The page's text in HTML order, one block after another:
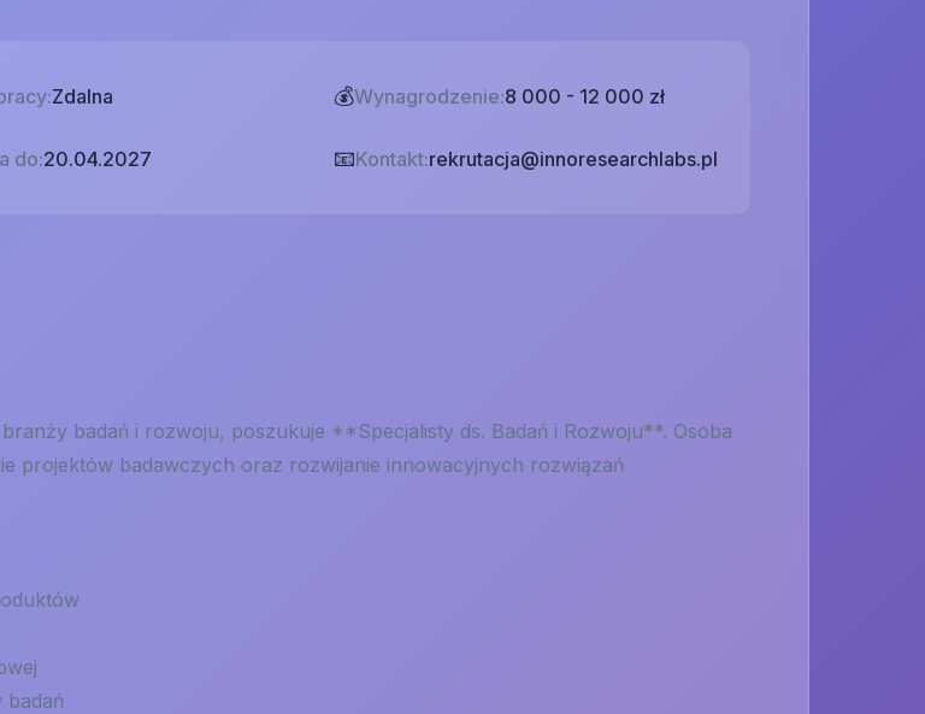
Zdalna 💰Wynagrodzenie:8 000 - 12 000 zł
do:20.04.2027 📧Kontakt:rekrutacja@innoresearchlabs.pl
badań i rozwoju, poszukuje **Specjalisty ds. Badań i Rozwoju**. Osoba
projektów badawczych oraz rozwijanie innowacyjnych rozwiązań
badań